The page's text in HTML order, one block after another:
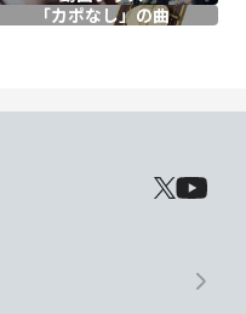
「カポなし」の曲